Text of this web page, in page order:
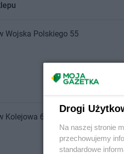
Wojska Polskiego 55
Kolejowa 6
Drogi
Na naszej stronie
przechowujemy
standardowe